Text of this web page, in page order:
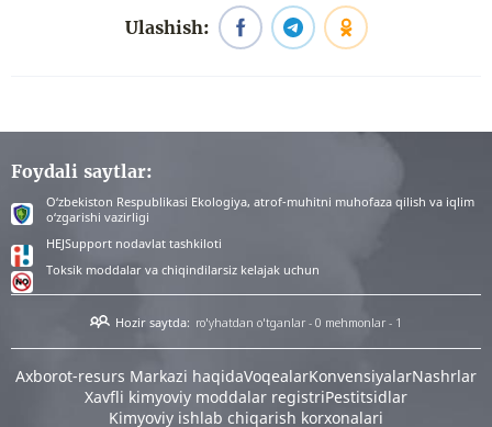
Ulashish:
Foydali saytlar:
O‘zbekiston Respublikasi Ekologiya, atrof-muhitni muhofaza qilish va iqlim
o‘zgarishi vazirligi
HEJSupport nodavlat tashkiloti
Toksik moddalar va chiqindilarsiz kelajak uchun
Hozir saytda: ro'yhatdan o'tganlar - 0 mehmonlar - 1
Аxborot-resurs Markazi haqidaVoqealarKonvensiyalarNashrlar
Xavfli kimyoviy moddalar registriPestitsidlar
Kimyoviy ishlab chiqarish korxonalari